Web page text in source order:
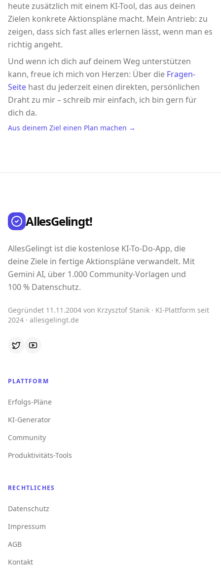
heute zusätzlich mit einem KI-Tool, das aus deinen
Zielen konkrete Aktionspläne macht. Mein Antrieb: zu
zeigen, dass sich fast alles erlernen lässt, wenn man es
richtig angeht.
Und wenn ich dich auf deinem Weg unterstützen
kann, freue ich mich von Herzen: Über die Fragen-
Seite hast du jederzeit einen direkten, persönlichen
Draht zu mir – schreib mir einfach, ich bin gern für
dich da.
Aus deinem Ziel einen Plan machen →
AllesGelingt!
AllesGelingt ist die kostenlose KI-To-Do-App, die
deine Ziele in fertige Aktionspläne verwandelt. Mit
Gemini AI, über 1.000 Community-Vorlagen und
100 % Datenschutz.
Gegründet 11.11.2004 von Krzysztof Stanik · KI-Plattform seit
2024 · allesgelingt.de
PLATTFORM
Erfolgs-Pläne
KI-Generator
Community
Produktivitäts-Tools
RECHTLICHES
Datenschutz
Impressum
AGB
Kontakt